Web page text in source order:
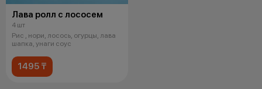
Лава ролл с лососем
4 шт
Рис , нори, лосось, огурцы, лава
шапка, унаги соус
1495 ₸